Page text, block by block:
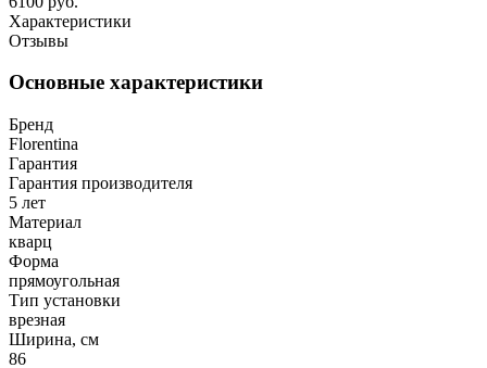
Характеристики
Отзывы
Основные характеристики
Бренд
Florentina
Гарантия
Гарантия производителя
5 лет
Материал
кварц
Форма
прямоугольная
Тип установки
врезная
Ширина, см
86